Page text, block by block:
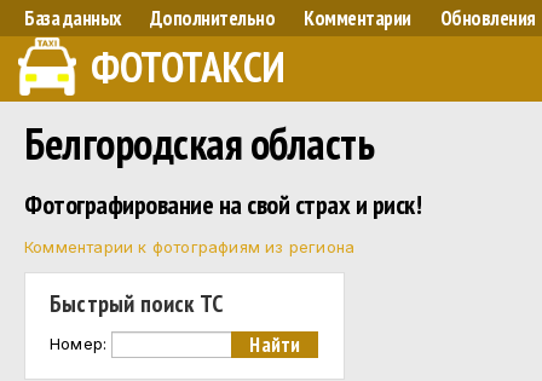
База данных Дополнительно Комментарии Обновления
ФОТОТАКСИ
Белгородская область
Фотографирование на свой страх и риск!
Комментарии к фотографиям из региона
Быстрый поиск ТС
Номер: